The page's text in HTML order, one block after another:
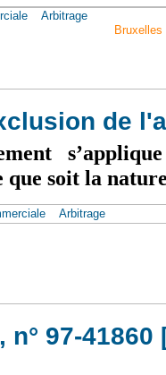
Arbitrage
de
que soit la
Arbitrage
n° 97-